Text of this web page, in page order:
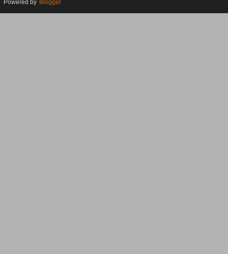
Powered by Blogger